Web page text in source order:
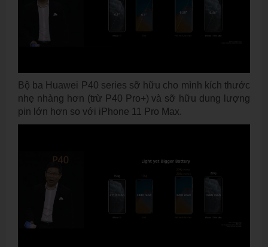
Bộ ba Huawei P40 series sỡ hữu cho mình kích thước
nhẹ nhàng hơn (trừ P40 Pro+) và sỡ hữu dung lượng
pin lớn hơn so với iPhone 11 Pro Max.